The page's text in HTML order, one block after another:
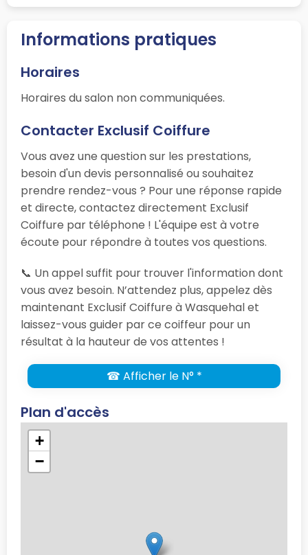
Informations pratiques
Horaires
Horaires du salon non communiquées.
Contacter Exclusif Coiffure
Vous avez une question sur les prestations,
besoin d'un devis personnalisé ou souhaitez
prendre rendez-vous ? Pour une réponse rapide
et directe, contactez directement Exclusif
Coiffure par téléphone ! L'équipe est à votre
écoute pour répondre à toutes vos questions.
📞 Un appel suffit pour trouver l'information dont
vous avez besoin. N’attendez plus, appelez dès
maintenant Exclusif Coiffure à Wasquehal et
laissez-vous guider par ce coiffeur pour un
résultat à la hauteur de vos attentes !
☎ Afficher le N° *
Plan d'accès
+
−